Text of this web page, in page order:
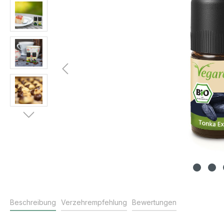
Beschreibung Verzehrempfehlung Bewertungen